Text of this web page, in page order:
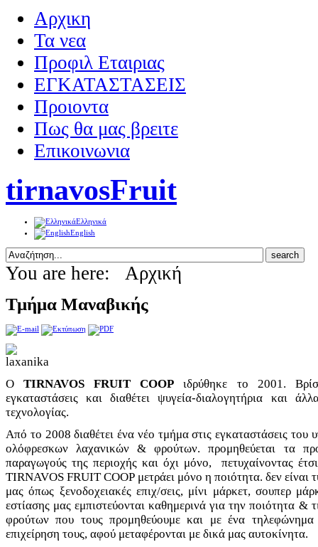
Αρχικη
Τα νεα
Προφιλ Εταιριας
ΕΓΚΑΤΑΣΤΑΣΕΙΣ
Προιοντα
Πως θα μας βρειτε
Επικοινωνια
tirnavosFruit
Ελληνικά
English
You are here: Αρχική
Τμήμα Μαναβικής
ΟTIRNAVOS FRUIT COOP ιδρύθηκε το 2001.
εγκαταστάσεις και διαθέτει ψυγεία-διαλογητήρια και
τεχνολογίας.
Από το 2008 διαθέτει ένα νέο τμήμα στις εγκαταστάσεις
ολόφρεσκων λαχανικών & φρούτων. προμηθεύεται τα
παραγωγούς της περιοχής και όχι μόνο, πετυχαίνοντας
TIRNAVOS FRUIT COOP μετράει μόνο η ποιότητα. δεν είναι
μας όπως ξενοδοχειακές επιχ/σεις, μίνι μάρκετ, σουπερ
εστίασης μας εμπιστεύονται καθημερινά για την ποιότητα &
φρούτων που τους προμηθεύουμε και με ένα
επιχείρηση τους, αφού μεταφέρονται με δικά μας αυτοκίνητα.